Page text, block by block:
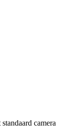
camera